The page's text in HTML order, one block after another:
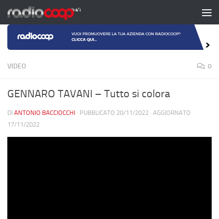
Salta al contenuto
VIDEO 0
GENNARO TAVANI – Tutto si colora
DI ANTONIO BACCIOCCHI · PUBBLICATO 20/11/2022 · AGGIORNATO
17/11/2022